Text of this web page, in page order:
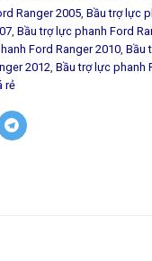
Ranger 2005 Bầu trợ lực
Bầu trợ lực phanh Ford
Ford Ranger 2010 Bầu
2012 Bầu trợ lực phanh
rẻ